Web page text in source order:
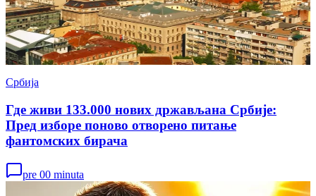
Србија
Где живи 133.000 нових држављана Србије:
Пред изборе поново отворено питање
фантомских бирача
pre 00 minuta